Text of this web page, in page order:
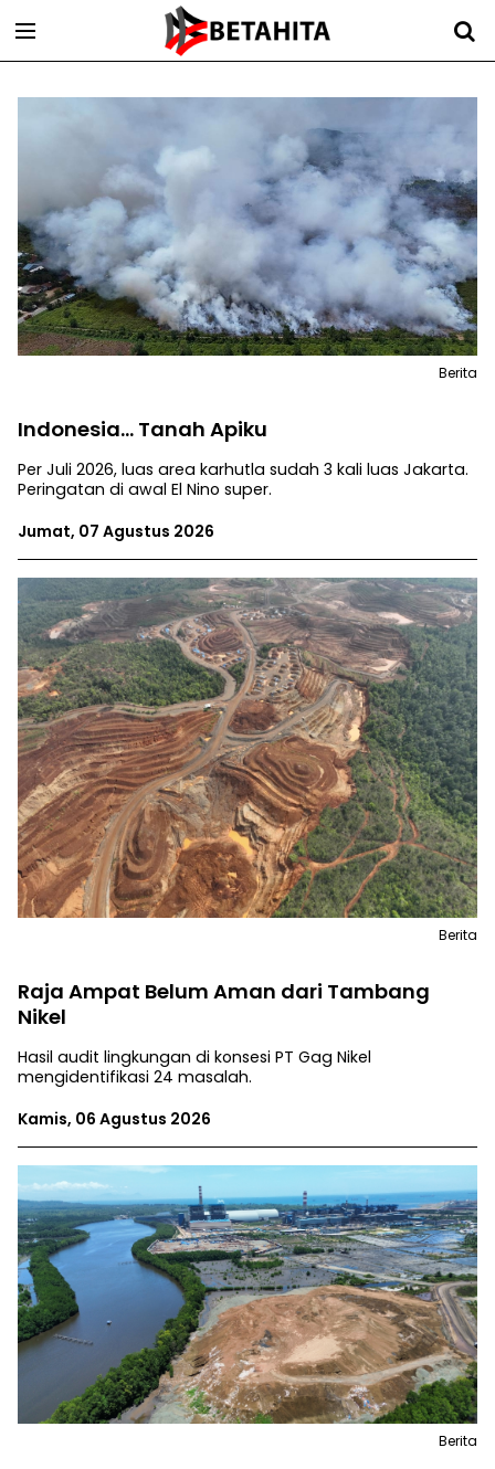
Indonesia... Tanah Apiku
Per Juli 2026, luas area karhutla sudah 3 kali luas Jakarta.
Peringatan di awal El Nino super.
Jumat, 07 Agustus 2026
Berita
Raja Ampat Belum Aman dari Tambang
Nikel
Hasil audit lingkungan di konsesi PT Gag Nikel
mengidentifikasi 24 masalah.
Kamis, 06 Agustus 2026
Berita
Berita